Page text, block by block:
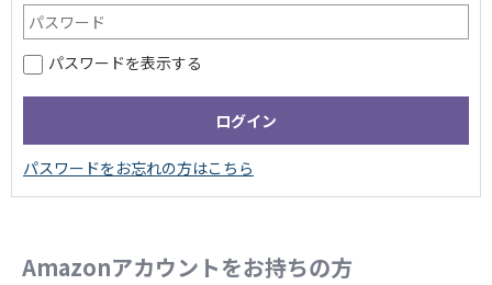
パスワードを表示する
Amazonアカウントをお持ちの方